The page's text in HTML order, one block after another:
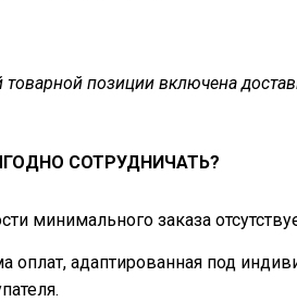
позиции включена
СОТРУДНИЧАТЬ?
минимального заказа
оплат, адаптированная под